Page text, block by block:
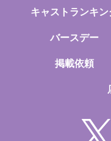
キャストランキン
バースデー
掲載依頼